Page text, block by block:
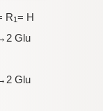
R1 = H
Glu
Glu